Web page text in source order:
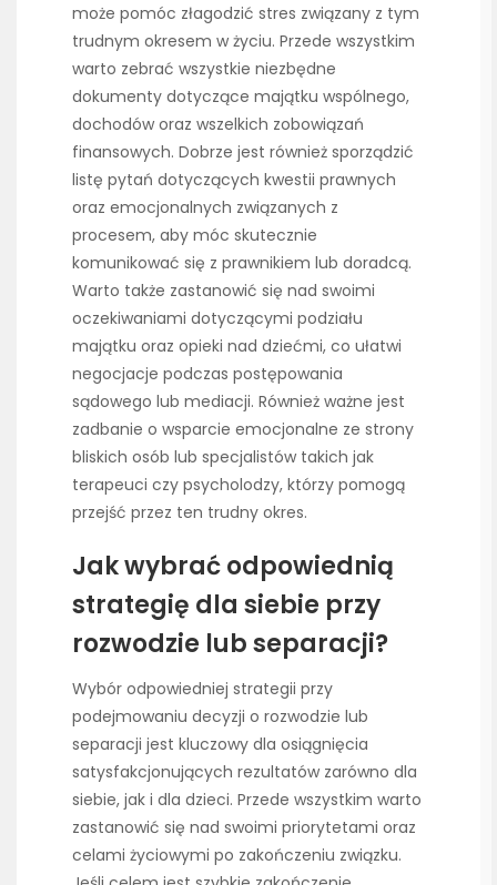
może pomóc złagodzić stres związany z tym
trudnym okresem w życiu. Przede wszystkim
warto zebrać wszystkie niezbędne
dokumenty dotyczące majątku wspólnego,
dochodów oraz wszelkich zobowiązań
finansowych. Dobrze jest również sporządzić
listę pytań dotyczących kwestii prawnych
oraz emocjonalnych związanych z
procesem, aby móc skutecznie
komunikować się z prawnikiem lub doradcą.
Warto także zastanowić się nad swoimi
oczekiwaniami dotyczącymi podziału
majątku oraz opieki nad dziećmi, co ułatwi
negocjacje podczas postępowania
sądowego lub mediacji. Również ważne jest
zadbanie o wsparcie emocjonalne ze strony
bliskich osób lub specjalistów takich jak
terapeuci czy psycholodzy, którzy pomogą
przejść przez ten trudny okres.
Jak wybrać odpowiednią
strategię dla siebie przy
rozwodzie lub separacji?
Wybór odpowiedniej strategii przy
podejmowaniu decyzji o rozwodzie lub
separacji jest kluczowy dla osiągnięcia
satysfakcjonujących rezultatów zarówno dla
siebie, jak i dla dzieci. Przede wszystkim warto
zastanowić się nad swoimi priorytetami oraz
celami życiowymi po zakończeniu związku.